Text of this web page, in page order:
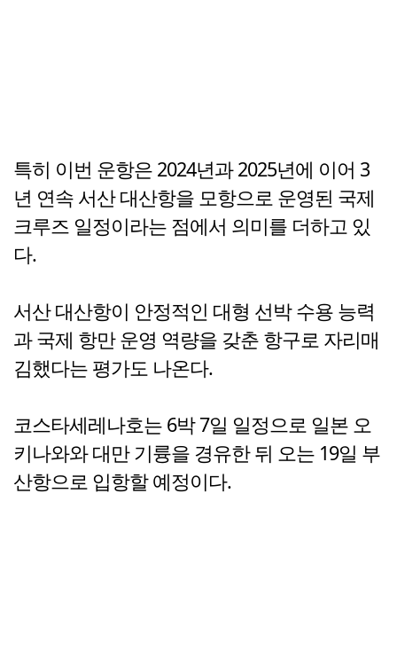
특히 이번 운항은 2024년과 2025년에 이어 3
년 연속 서산 대산항을 모항으로 운영된 국제
크루즈 일정이라는 점에서 의미를 더하고 있
다.
서산 대산항이 안정적인 대형 선박 수용 능력
과 국제 항만 운영 역량을 갖춘 항구로 자리매
김했다는 평가도 나온다.
코스타세레나호는 6박 7일 일정으로 일본 오
키나와와 대만 기륭을 경유한 뒤 오는 19일 부
산항으로 입항할 예정이다.